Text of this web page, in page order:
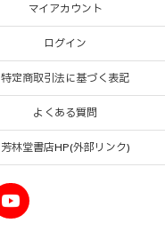
マイアカウント
ログイン
特定商取引法に基づく表記
よくある質問
芳林堂書店HP(外部リンク)